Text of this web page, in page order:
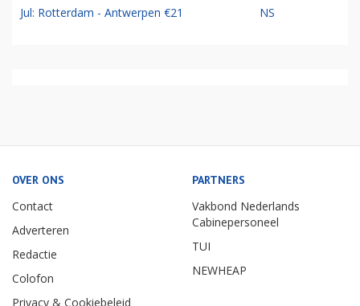
Jul: Rotterdam - Antwerpen €21 NS
OVER ONS
Contact
Adverteren
Redactie
Colofon
Privacy & Cookiebeleid
PARTNERS
Vakbond Nederlands
Cabinepersoneel
TUI
NEWHEAP